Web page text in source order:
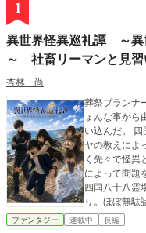
1
異世界怪異巡礼譚 ～異
～ 社畜リーマンと見習
杏林 尚
葬祭プランナ
ょんな事から
い込んだ。 四国に似た世界、裏四国。そこは唯一神女神アデ
ヤの教えによ
く先々で怪異
によって問題を解決してい
四国八十八霊場の解放。 しかし彼
り。ほぼ無駄話
い者がいる限
ファンタジー 連載中 長編